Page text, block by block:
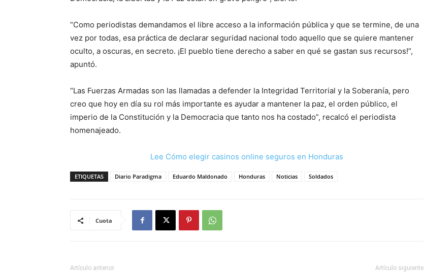
“Como periodistas demandamos el libre acceso a la información pública y que se termine, de una
vez por todas, esa práctica de declarar seguridad nacional todo aquello que se quiere mantener
oculto, a oscuras, en secreto. ¡El pueblo tiene derecho a saber en qué se gastan sus recursos!”,
apuntó.
“Las Fuerzas Armadas son las llamadas a defender la Integridad Territorial y la Soberanía, pero
creo que hoy en día su rol más importante es ayudar a mantener la paz, el orden público, el
imperio de la Constitución y la Democracia que tanto nos ha costado”, recalcó el periodista
homenajeado.
Lee Cómo elegir casinos online seguros en Honduras
ETIQUETAS Diario Paradigma Eduardo Maldonado Honduras Noticias Soldados
Cuota
Artículo anterior Artículo siguiente